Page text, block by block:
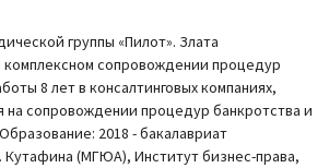
группы «Пилот». Злата
комплексном сопровождении процедур
8 лет в консалтинговых компаниях,
сопровождении процедур банкротства и
2018 - бакалавриат
Кутафина (МГЮА), Институт бизнес-права,